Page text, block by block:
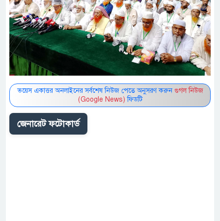
ভয়েস একাত্তর অনলাইনের সর্বশেষ নিউজ পেতে অনুসরণ করুন গুগল নিউজ
(Google News) ফিডটি
জেনারেট ফটোকার্ড